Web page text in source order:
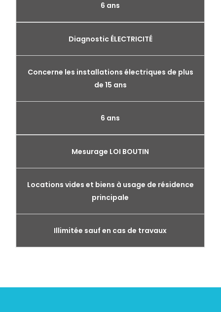
6 ans
Diagnostic ÉLECTRICITÉ
Concerne les installations électriques de plus
de 15 ans
6 ans
Mesurage LOI BOUTIN
Locations vides et biens à usage de résidence
principale
Illimitée sauf en cas de travaux